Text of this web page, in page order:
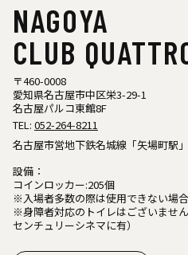
NAGOYA
CLUB
〒460-0008
愛知県名古屋市中区栄3-29-1
名古屋パルコ東館8F
TEL: 052-264-8211
名古屋市営地下鉄名城線「矢場町駅
設備：
コインロッカー:205個
※入場者多数の際は使用できない場
※身障者対応のトイレはございませ
センチュリーシネマに有）